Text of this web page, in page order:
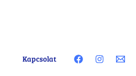
Kapcsolat